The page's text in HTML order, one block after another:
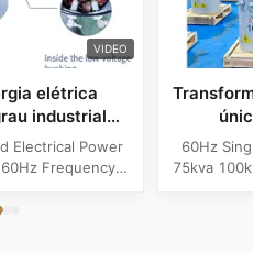
VIDEO
elétrica
industrial
60Hz
Electrical Power
Frequency
Application
60Hz
75kva